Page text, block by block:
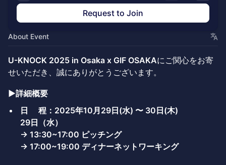
Request to Join
About Event
U-KNOCK 2025 in Osaka x GIF OSAKAにご関心をお寄
せいただき、誠にありがとうございます。
▶詳細概要
日 程：2025年10月29日(水) 〜 30日(木)
29日（水）
→ 13:30~17:00 ピッチング
→ 17:00~19:00 ディナーネットワーキング